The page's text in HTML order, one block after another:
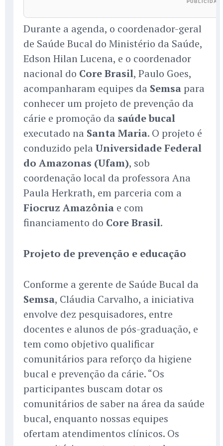
Durante a agenda, o coordenador-geral
de Saúde Bucal do Ministério da Saúde,
Edson Hilan Lucena, e o coordenador
nacional do Core Brasil, Paulo Goes,
acompanharam equipes da Semsa para
conhecer um projeto de prevenção da
cárie e promoção da saúde bucal
executado na Santa Maria. O projeto é
conduzido pela Universidade Federal
do Amazonas (Ufam), sob
coordenação local da professora Ana
Paula Herkrath, em parceria com a
Fiocruz Amazônia e com
financiamento do Core Brasil.
Projeto de prevenção e educação
Conforme a gerente de Saúde Bucal da
Semsa, Cláudia Carvalho, a iniciativa
envolve dez pesquisadores, entre
docentes e alunos de pós-graduação, e
tem como objetivo qualificar
comunitários para reforço da higiene
bucal e prevenção da cárie. “Os
participantes buscam dotar os
comunitários de saber na área da saúde
bucal, enquanto nossas equipes
ofertam atendimentos clínicos. Os